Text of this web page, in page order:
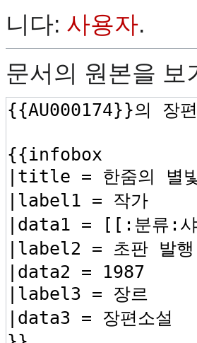
니다: 사용자.
문서의 원본을 보